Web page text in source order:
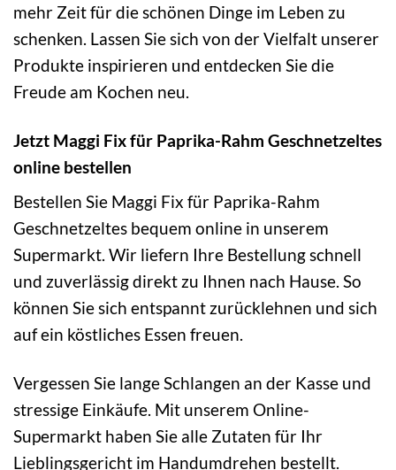
mehr Zeit für die schönen Dinge im Leben zu
schenken. Lassen Sie sich von der Vielfalt unserer
Produkte inspirieren und entdecken Sie die
Freude am Kochen neu.
Jetzt Maggi Fix für Paprika-Rahm Geschnetzeltes
online bestellen
Bestellen Sie Maggi Fix für Paprika-Rahm
Geschnetzeltes bequem online in unserem
Supermarkt. Wir liefern Ihre Bestellung schnell
und zuverlässig direkt zu Ihnen nach Hause. So
können Sie sich entspannt zurücklehnen und sich
auf ein köstliches Essen freuen.
Vergessen Sie lange Schlangen an der Kasse und
stressige Einkäufe. Mit unserem Online-
Supermarkt haben Sie alle Zutaten für Ihr
Lieblingsgericht im Handumdrehen bestellt.